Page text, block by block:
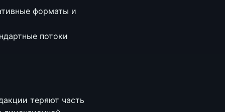
форматы и
потоки
теряют часть